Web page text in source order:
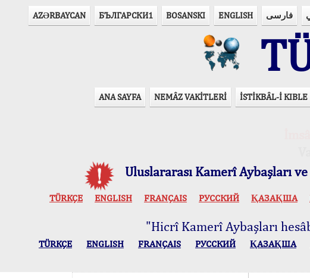
AZӘRBAYCAN БЪЛГАРСКИ1 BOSANSKI ENGLISH فارسی
ANA SAYFA NEMÂZ VAKİTLERİ İSTİKBÂL-İ KIBLE
Uluslararası Kamerî Aybaşları
TÜRKÇE ENGLISH FRANÇAIS РУССКИЙ ҚАЗАҚША
"Hicrî Kamerî Aybaşları
TÜRKÇE ENGLISH FRANÇAIS РУССКИЙ ҚАЗАҚША